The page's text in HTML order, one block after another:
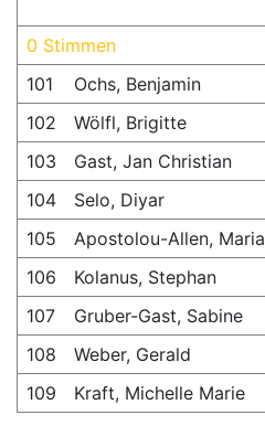
0 Stimmen
101
Ochs, Benjamin
102
Wölfl, Brigitte
103
Gast, Jan Christian
104
Selo, Diyar
105
Apostolou-Allen, Maria
106
Kolanus, Stephan
107
Gruber-Gast, Sabine
108
Weber, Gerald
109
Kraft, Michelle Marie